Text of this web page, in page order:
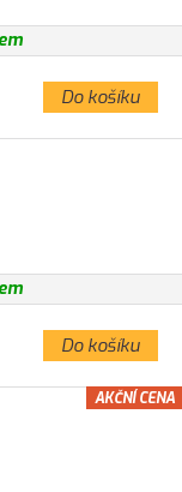
Do košíku
Do košíku
AKČNÍ CENA